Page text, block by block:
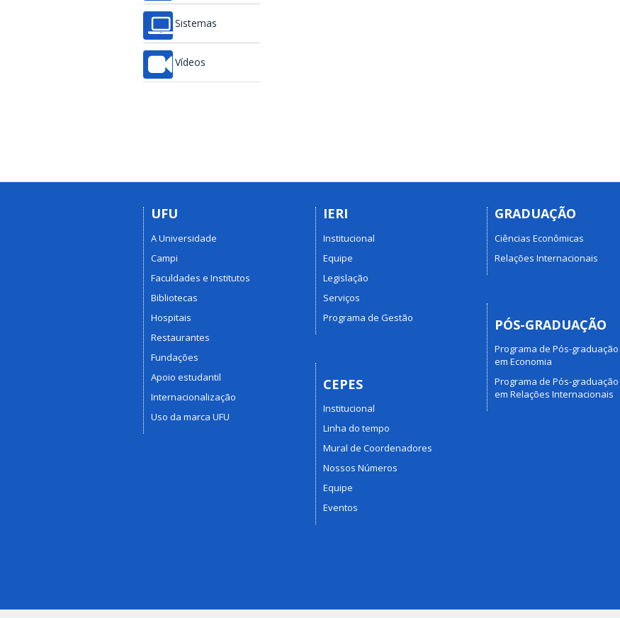
Sistemas
Vídeos
UFU
A Universidade
Campi
Faculdades e Institutos
Bibliotecas
Hospitais
Restaurantes
Fundações
Apoio estudantil
Internacionalização
Uso da marca UFU
IERI
Institucional
Equipe
Legislação
Serviços
Programa de Gestão
CEPES
Institucional
Linha do tempo
Mural de Coordenadores
Nossos Números
Equipe
Eventos
GRADUAÇÃO
Ciências Econômicas
Relações Internacionais
PÓS-GRADUAÇÃO
Programa de Pós-graduação
em Economia
Programa de Pós-graduação
em Relações Internacionais